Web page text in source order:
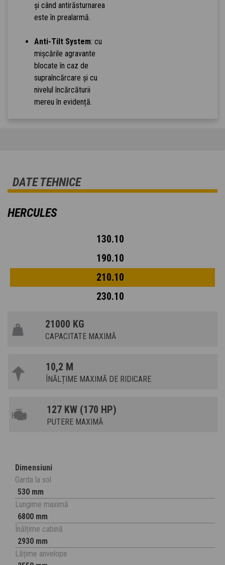
și când antirăsturnarea
este în prealarmă.
Anti-Tilt System: cu
mişcările agravante
blocate în caz de
supraîncărcare și cu
nivelul încărcăturii
mereu în evidență.
DATE TEHNICE
HERCULES
130.10
190.10
210.10
230.10
21000 KG
CAPACITATE MAXIMĂ
10,2 M
ÎNĂLȚIME MAXIMĂ DE RIDICARE
127 KW (170 HP)
PUTERE MAXIMĂ
Dimensiuni
Garda la sol
530 mm
Lungime maximă
6800 mm
Înălțime cabină
2930 mm
Lățime anvelope